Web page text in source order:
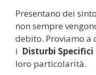
Presentano dei
non sempre
debito. Proviamo a
i Disturbi
loro particolarità.